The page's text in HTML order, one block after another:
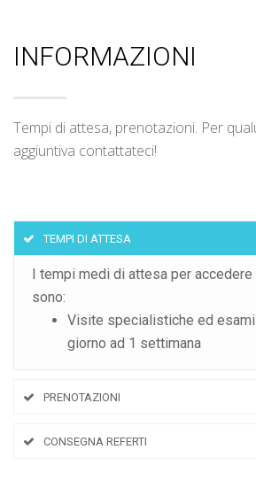
INFORMAZIONI
Tempi di attesa, prenotazioni. Per
aggiuntiva contattateci!
TEMPI DI ATTESA
I tempi medi di attesa per
sono:
Visite specialistiche ed
giorno ad 1 settimana
PRENOTAZIONI
CONSEGNA REFERTI